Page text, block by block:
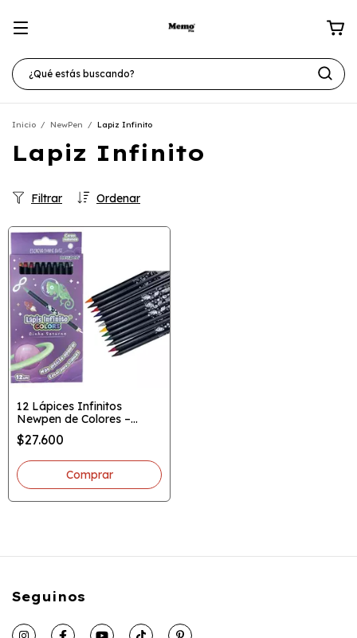
Inicio / NewPen / Lapiz Infinito
Lapiz Infinito
Ordenar
Filtrar
12 Lápices Infinitos
Newpen de Colores –
Escritura eterna con
tecnología de grafeno
$27.600
Seguinos